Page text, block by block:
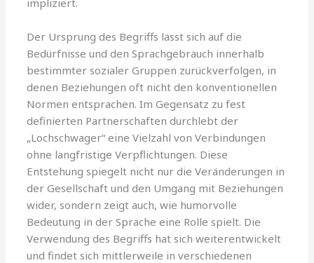
Der Ursprung des Begriffs lässt sich auf die
Bedürfnisse und den Sprachgebrauch innerhalb
bestimmter sozialer Gruppen zurückverfolgen, in
denen Beziehungen oft nicht den konventionellen
Normen entsprachen. Im Gegensatz zu fest
definierten Partnerschaften durchlebt der
„Lochschwager“ eine Vielzahl von Verbindungen
ohne langfristige Verpflichtungen. Diese
Entstehung spiegelt nicht nur die Veränderungen in
der Gesellschaft und den Umgang mit Beziehungen
wider, sondern zeigt auch, wie humorvolle
Bedeutung in der Sprache eine Rolle spielt. Die
Verwendung des Begriffs hat sich weiterentwickelt
und findet sich mittlerweile in verschiedenen